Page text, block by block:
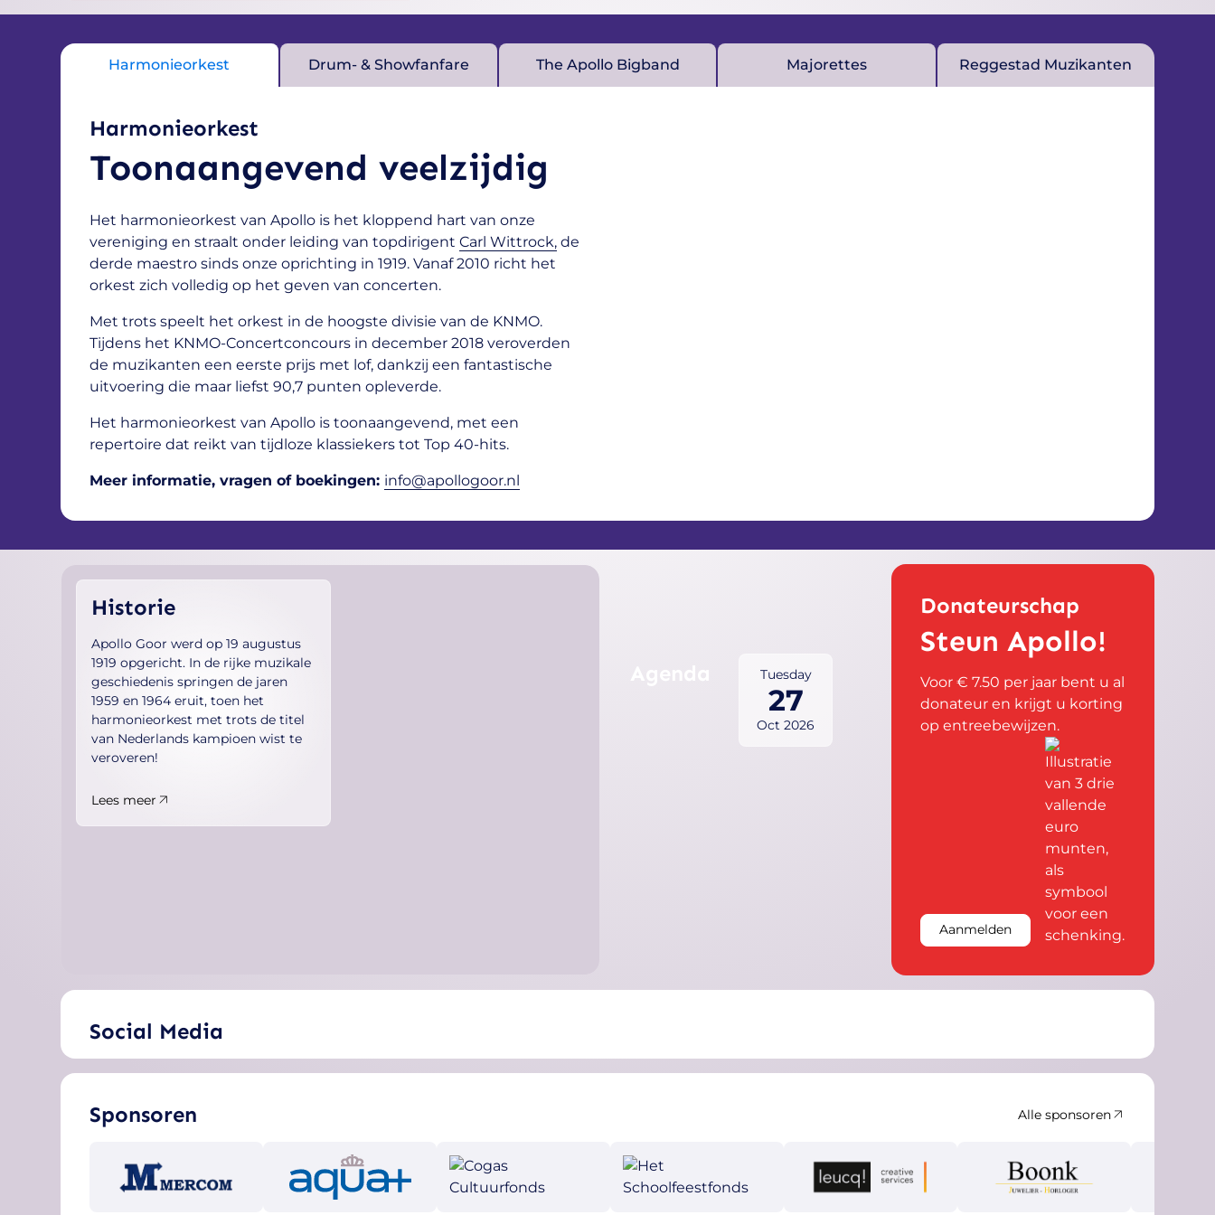
Harmonieorkest Drum- & Showfanfare The Apollo Bigband Majorettes Reggestad Muzikanten
Harmonieorkest
Toonaangevend veelzijdig
Het harmonieorkest van Apollo is het kloppend hart van onze
vereniging en straalt onder leiding van topdirigentCarl Wittrock, de
derde maestro sinds onze oprichting in 1919. Vanaf 2010 richt het
orkest zich volledig op het geven van concerten.
Met trots speelt het orkest in de hoogste divisie van de KNMO.
Tijdens het KNMO-Concertconcours in december 2018 veroverden
de muzikanten een eerste prijs met lof, dankzij een fantastische
uitvoering die maar liefst 90,7 punten opleverde.
Het harmonieorkest van Apollo is toonaangevend, met een
repertoire dat reikt van tijdloze klassiekers tot Top 40-hits.
Meer informatie, vragen of boekingen: info@apollogoor.nl
Historie
Apollo Goor werd op 19 augustus
1919 opgericht. In de rijke muzikale
geschiedenis springen de jaren
1959 en 1964 eruit, toen het
harmonieorkest met trots de titel
van Nederlands kampioen wist te
veroveren!
Lees meer
Tuesday
27
Oct 2026
Donateurschap
Steun Apollo!
Voor € 7.50 per jaar bent u al
donateur en krijgt u korting
op entreebewijzen.
Aanmelden
Social Media
Sponsoren Alle sponsoren